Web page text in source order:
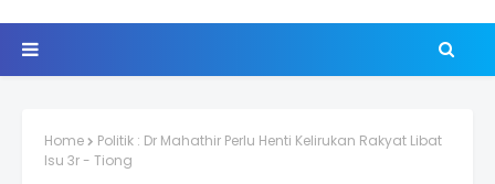
Home
Politik : Dr Mahathir Perlu Henti Kelirukan Rakyat Libat
Isu 3r - Tiong